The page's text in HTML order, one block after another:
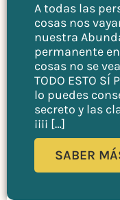
A todas las
cosas nos
nuestra
permanente
cosas no se
TODO ESTO SÍ
lo puedes
secreto y las
¡¡¡¡ […]
SABER